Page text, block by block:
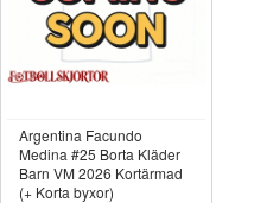
Argentina Facundo
Medina #25 Borta Kläder
Barn VM 2026 Kortärmad
(+ Korta byxor)